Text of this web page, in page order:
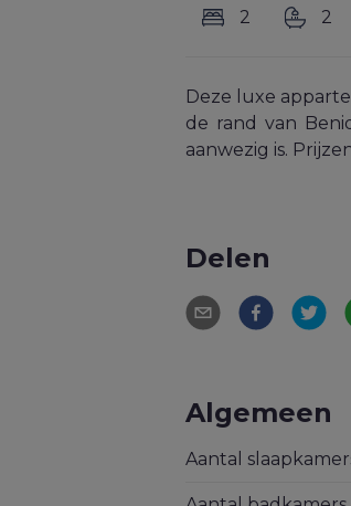
2 2
Deze luxe
de rand van
aanwezig is.
Delen
Algemeen
Aantal